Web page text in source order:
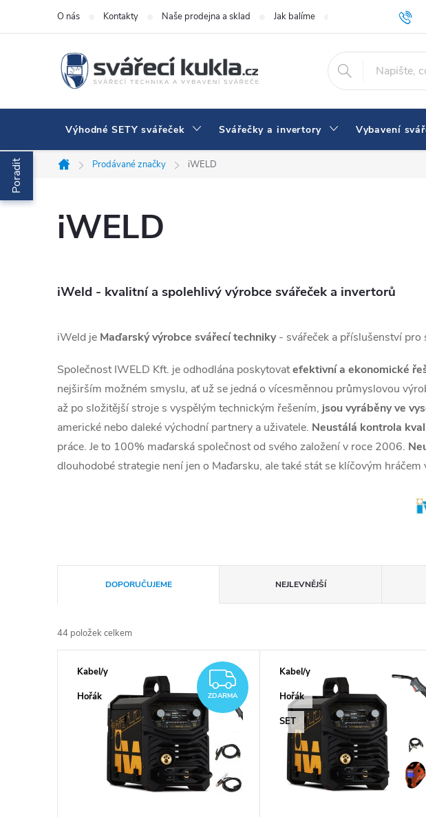
Přejít na obsahO nás Kontakty Naše prodejna a sklad Jak balíme Doprava a platba
Výhodné SETY svářeček Svářečky a invertory Vybavení
Domů
Prodávané značky iWELD
iWELD
iWeld - kvalitní a spolehlivý výrobce svářeček a invertorů
iWeld je Maďarský výrobce svářecí techniky- svářeček a příslušenství pro
Společnost IWELD Kft. je odhodlána poskytovatefektivní a ekonomické
nejširším možném smyslu, ať už se jedná o vícesměnnou průmyslovou
až po složitější stroje s vyspělým technickým řešením, jsou vyráběny ve
americké nebo daleké východní partnery a uživatele. Neustálá kontrola
práce. Je to 100% maďarská společnost od svého založení v roce 2006.
dlouhodobé strategie není jen o Maďarsku, ale také stát se klíčovým
Řazení produktů
DOPORUČUJEME NEJLEVNĚJŠÍ
44 položek celkem
Výpis produktů
Kabel/y
Hořák
ZDARMA
ZDARMA
Kabel/y
Hořák
SET
Poradit